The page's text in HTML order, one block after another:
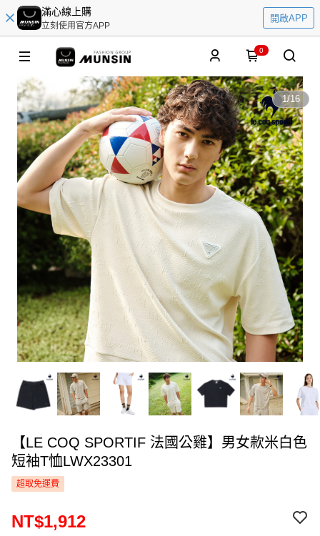
滿心線上購
立刻使用官方APP
開啟APP
0
1/16
【LE COQ SPORTIF 法國公雞】男女款米白色
短袖T恤LWX23301
超取免運費
NT$1,912